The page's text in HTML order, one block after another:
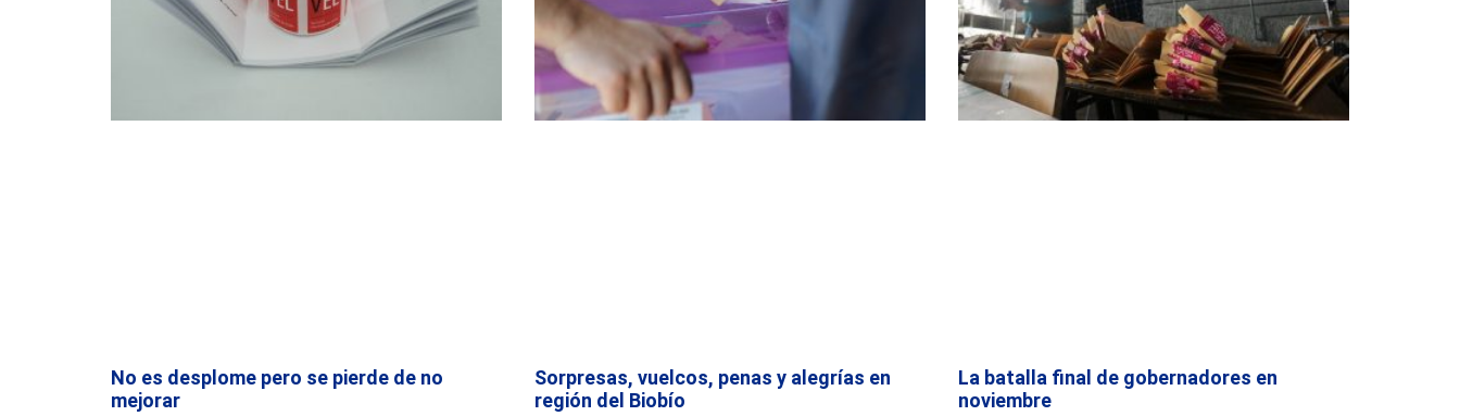
No es desplome pero se pierde de no
mejorar
Sorpresas, vuelcos, penas y alegrías en
región del Biobío
La batalla final de gobernadores en
noviembre